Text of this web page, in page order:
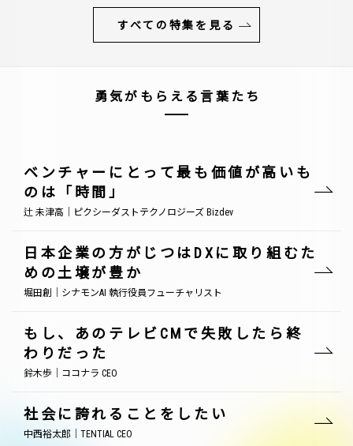
すべての特集を見る
勇気がもらえる言葉たち
ベンチャーにとって最も価値が高いも
のは「時間」
辻 未津高｜ピクシーダストテクノロジーズ Bizdev
日本企業の方がじつはDXに取り組むた
めの土壌が豊か
堀田創｜シナモンAI 執行役員フューチャリスト
もし、あのテレビCMで失敗したら終
わりだった
鈴木歩｜ココナラ CEO
社会に誇れることをしたい
中西裕太郎｜TENTIAL CEO